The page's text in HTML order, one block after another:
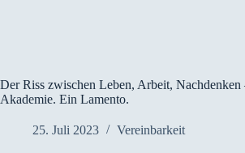
Der Riss zwischen Leben, Arbeit, Nachdenken
Akademie. Ein Lamento.
25. Juli 2023 Vereinbarkeit